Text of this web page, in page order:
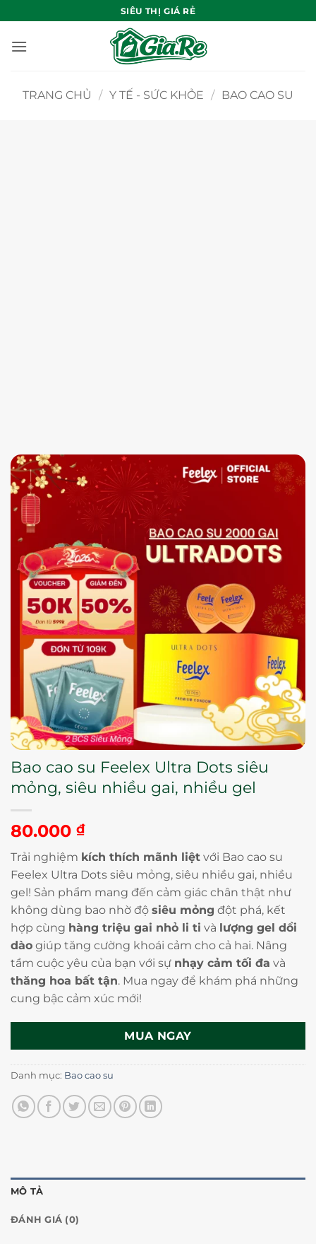
qua
nội
SIÊU THỊ GIÁ RẺ
TRANG CHỦ / Y TẾ - SỨC KHỎE / BAO CAO SU
Bao cao su Feelex Ultra Dots siêu
mỏng, siêu nhiều gai, nhiều gel
80.000 ₫
Trải nghiệm kích thích mãnh liệt với Bao cao su
Feelex Ultra Dots siêu mỏng, siêu nhiều gai, nhiều
gel! Sản phẩm mang đến cảm giác chân thật như
không dùng bao nhờ độ siêu mỏng đột phá, kết
hợp cùng hàng triệu gai nhỏ li ti và lượng gel dồi
dào giúp tăng cường khoái cảm cho cả hai. Nâng
tầm cuộc yêu của bạn với sự nhạy cảm tối đa và
thăng hoa bất tận. Mua ngay để khám phá những
cung bậc cảm xúc mới!
MUA NGAY
Danh mục: Bao cao su
MÔ TẢ
ĐÁNH GIÁ (0)